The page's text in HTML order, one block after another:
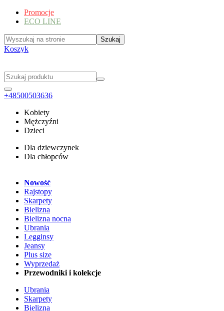
Promocje
ECO LINE
Koszyk
+48500503636
Kobiety
Mężczyźni
Dzieci
Dla dziewczynek
Dla chłopców
Nowość
Rajstopy
Skarpety
Bielizna
Bielizna nocna
Ubrania
Legginsy
Jeansy
Plus size
Wyprzedaż
Przewodniki i kolekcje
Ubrania
Skarpety
Bielizna